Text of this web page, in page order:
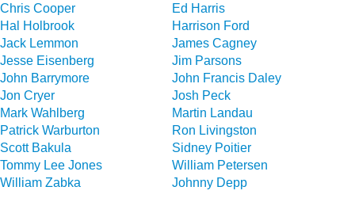
Chris Cooper
Ed Harris
Hal Holbrook
Harrison Ford
Jack Lemmon
James Cagney
Jesse Eisenberg
Jim Parsons
John Barrymore
John Francis Daley
Jon Cryer
Josh Peck
Mark Wahlberg
Martin Landau
Patrick Warburton
Ron Livingston
Scott Bakula
Sidney Poitier
Tommy Lee Jones
William Petersen
William Zabka
Johnny Depp